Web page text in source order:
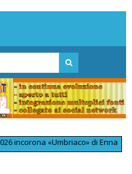
«Umbriaco» di Enna >>